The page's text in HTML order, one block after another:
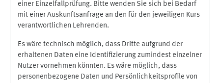
einer Einzelfallprüfung. Bitte wenden Sie sich bei Bedarf
mit einer Auskunftsanfrage an den für den jeweiligen Kurs
verantwortlichen Lehrenden.
Es wäre technisch möglich, dass Dritte aufgrund der
erhaltenen Daten eine Identifizierung zumindest einzelner
Nutzer vornehmen könnten. Es wäre möglich, dass
personenbezogene Daten und Persönlichkeitsprofile von